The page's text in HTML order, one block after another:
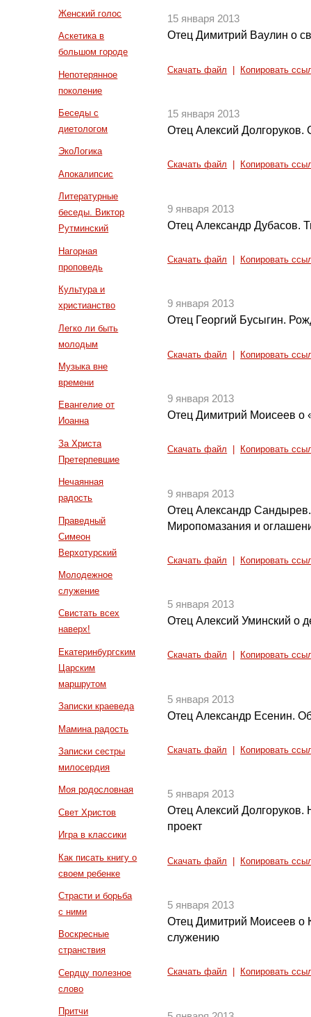
Женский голос
Аскетика в
большом городе
Непотерянное
поколение
Беседы с
диетологом
ЭкоЛогика
Апокалипсис
Литературные
беседы. Виктор
Рутминский
Нагорная
проповедь
Культура и
христианство
Легко ли быть
молодым
Музыка вне
времени
Евангелие от
Иоанна
За Христа
Претерпевшие
Нечаянная
радость
Праведный
Симеон
Верхотурский
Молодежное
служение
Свистать всех
наверх!
Екатеринбургским
Царским
маршрутом
Записки краеведа
Мамина радость
Записки сестры
милосердия
Моя родословная
Свет Христов
Игра в классики
Как писать книгу о
своем ребенке
Страсти и борьба
с ними
Воскресные
странствия
Сердцу полезное
слово
Притчи
15 января 2013
Отец Димитрий Ваулин о
Скачать файл Копировать
15 января 2013
Отец Алексий Долгоруков.
Скачать файл Копировать
9 января 2013
Отец Александр Дубасов.
Скачать файл Копировать
9 января 2013
Отец Георгий Бусыгин.
Скачать файл Копировать
9 января 2013
Отец Димитрий Моисеев о
Скачать файл Копировать
9 января 2013
Отец Александр
Миропомазания и
Скачать файл Копировать
5 января 2013
Отец Алексий Уминский о
Скачать файл Копировать
5 января 2013
Отец Александр Есенин.
Скачать файл Копировать
5 января 2013
Отец Алексий Долгоруков.
проект
Скачать файл Копировать
5 января 2013
Отец Димитрий Моисеев о
служению
Скачать файл Копировать